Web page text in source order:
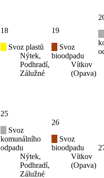
18
Svoz plastů
Nýtek,
Podhradí,
Zálužné
19
Svoz
bioodpadu
Vítkov
(Opava)
25
Svoz
komunálního
odpadu
Nýtek,
Podhradí,
Zálužné
26
Svoz
bioodpadu
Vítkov
(Opava)